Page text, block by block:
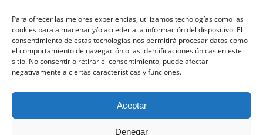
Para ofrecer las mejores experiencias, utilizamos tecnologías como las
cookies para almacenar y/o acceder a la información del dispositivo. El
consentimiento de estas tecnologías nos permitirá procesar datos como
el comportamiento de navegación o las identificaciones únicas en este
sitio. No consentir o retirar el consentimiento, puede afectar
negativamente a ciertas características y funciones.
Aceptar
Denegar